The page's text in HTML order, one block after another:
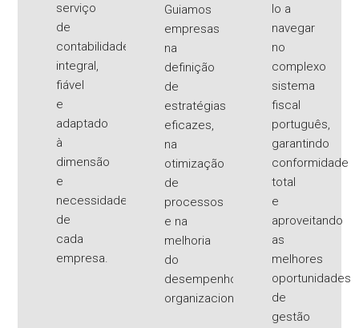
serviço
de
contabilidade
integral,
fiável
e
adaptado
à
dimensão
e
necessidades
de
cada
empresa.
Guiamos
empresas
na
definição
de
estratégias
eficazes,
na
otimização
de
processos
e na
melhoria
do
desempenho
organizacional.
lo a
navegar
no
complexo
sistema
fiscal
português,
garantindo
conformidade
total
e
aproveitando
as
melhores
oportunidades
de
gestão